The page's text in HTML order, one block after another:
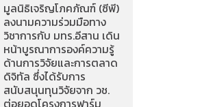
มูลนิธิเจริญโภคภัณฑ์ (ซีพี)
ลงนามความร่วมมือทาง
วิชาการกับ มทร.อีสาน เดิน
หน้าบูรณาการองค์ความรู้
ด้านการวิจัยและการตลาด
ดิจิทัล ซึ่งได้รับการ
สนับสนุนทุนวิจัยจาก วช.